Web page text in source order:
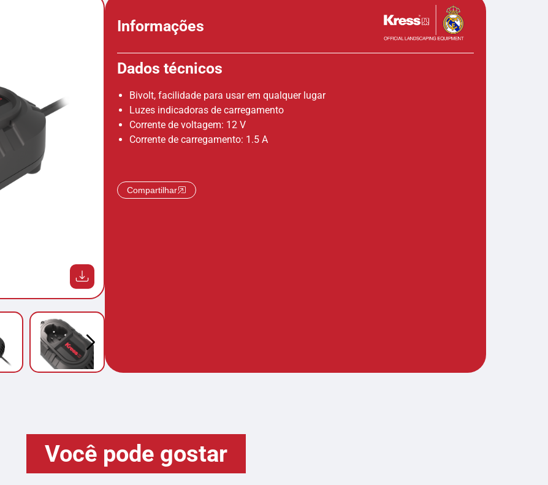
Informações
Dados técnicos
Bivolt, facilidade para usar em qualquer lugar
Luzes indicadoras de carregamento
Corrente de voltagem: 12 V
Corrente de carregamento: 1.5 A
Compartilhar
Você pode gostar